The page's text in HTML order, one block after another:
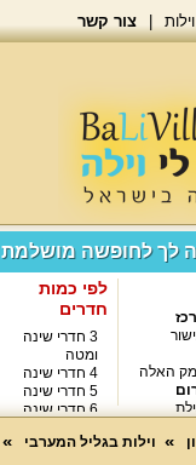
צור קשר
לך לחופשה מושלמת
האלה
לפי כמות
חדרים
3 חדרי שינה
ומטה
4 חדרי שינה
5 חדרי שינה
6 חדרי שינה
וילות בגליל המערבי